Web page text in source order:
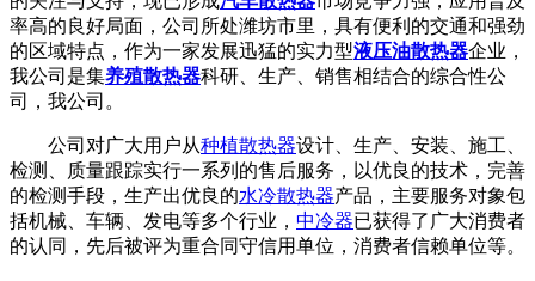
率高的良好局面，公司所处潍坊市里，具有便利的交通和强劲
的区域特点，作为一家发展迅猛的实力型液压油散热器企业，
我公司是集养殖散热器科研、生产、销售相结合的综合性公
司，我公司。
公司对广大用户从种植散热器设计、生产、安装、施工、
检测、质量跟踪实行一系列的售后服务，以优良的技术，完善
的检测手段，生产出优良的水冷散热器产品，主要服务对象包
括机械、车辆、发电等多个行业， 中冷器已获得了广大消费者
的认同，先后被评为重合同守信用单位，消费者信赖单位等。